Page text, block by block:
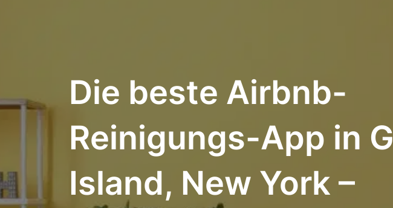
Die beste Airbnb-
Reinigungs-App in
Island, New York –